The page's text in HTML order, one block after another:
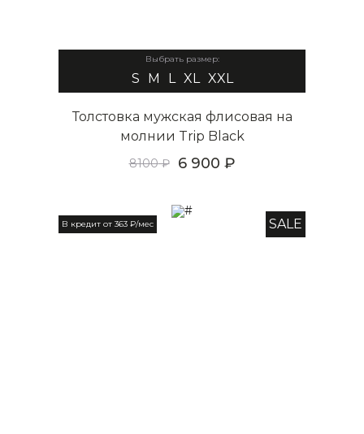
Выбрать размер:
S M L XL XXL
Толстовка мужская флисовая на
молнии Trip Black
8100 6 900
В кредит от 363 ₽/мес SALE